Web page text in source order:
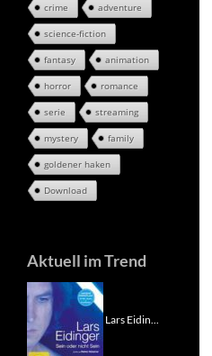
crime adventure
science-fiction
fantasy animation
horror romance
serie streaming
mystery family
goldener haken
Download
Aktuell im Trend
Lars Eidin...